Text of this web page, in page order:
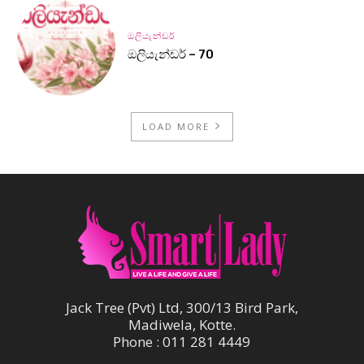
ඔලියැන්ඩර්
ඔලියැන්ඩර් – 70
LOAD MORE
Jack Tree (Pvt) Ltd, 300/13 Bird Park,
Madiwela, Kotte.
Phone : 011 281 4449